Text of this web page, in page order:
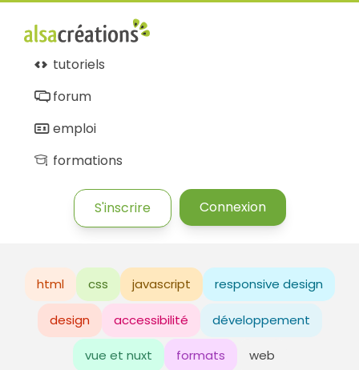
tutoriels
forum
emploi
formations
S'inscrire Connexion
html css javascript responsive design
design accessibilité développement
vue et nuxt formats web